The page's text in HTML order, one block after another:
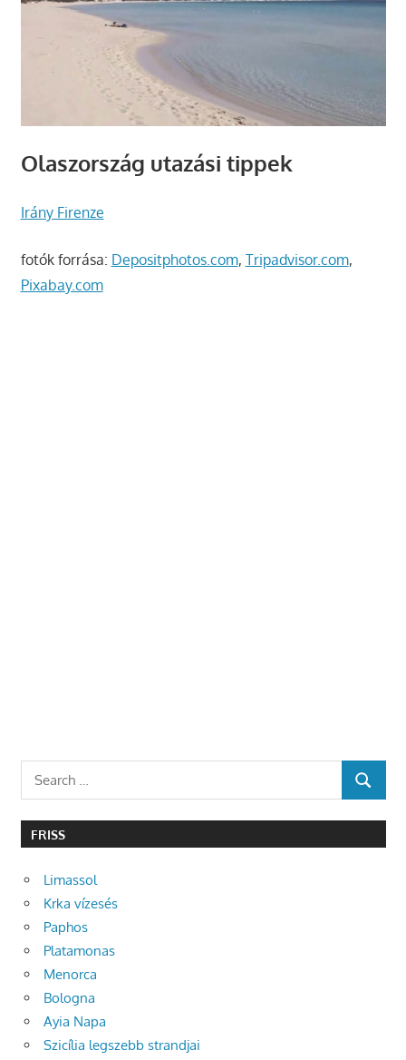
Olaszország utazási tippek
Irány Firenze
fotók forrása: Depositphotos.com, Tripadvisor.com,
Pixabay.com
Search
for:
SEARCH
FRISS
Limassol
Krka vízesés
Paphos
Platamonas
Menorca
Bologna
Ayia Napa
Szicília legszebb strandjai